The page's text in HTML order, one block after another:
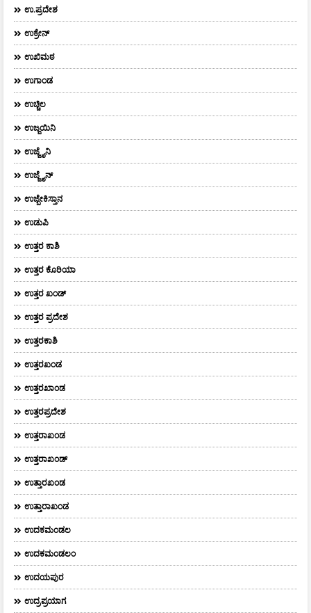
ಉ.ಪ್ರದೇಶ
ಉಕ್ರೇನ್
ಉಖಿಮಠ
ಉಗಾಂಡ
ಉಚ್ಚಿಲ
ಉಜ್ಜಯಿನಿ
ಉಜ್ಜೈನಿ
ಉಜ್ಜೈನ್
ಉಜ್ಬೇಕಿಸ್ತಾನ
ಉಡುಪಿ
ಉತ್ತರ ಕಾಶಿ
ಉತ್ತರ ಕೊರಿಯಾ
ಉತ್ತರ ಖಂಡ್
ಉತ್ತರ ಪ್ರದೇಶ
ಉತ್ತರಕಾಶಿ
ಉತ್ತರಖಂಡ
ಉತ್ತರಖಾಂಡ
ಉತ್ತರಪ್ರದೇಶ
ಉತ್ತರಾಖಂಡ
ಉತ್ತರಾಖಂಡ್
ಉತ್ತಾರಖಂಡ
ಉತ್ತಾರಾಖಂಡ
ಉದಕಮಂಡಲ
ಉದಕಮಂಡಲಂ
ಉದಯಪುರ
ಉದ್ರಪ್ರಯಾಗ